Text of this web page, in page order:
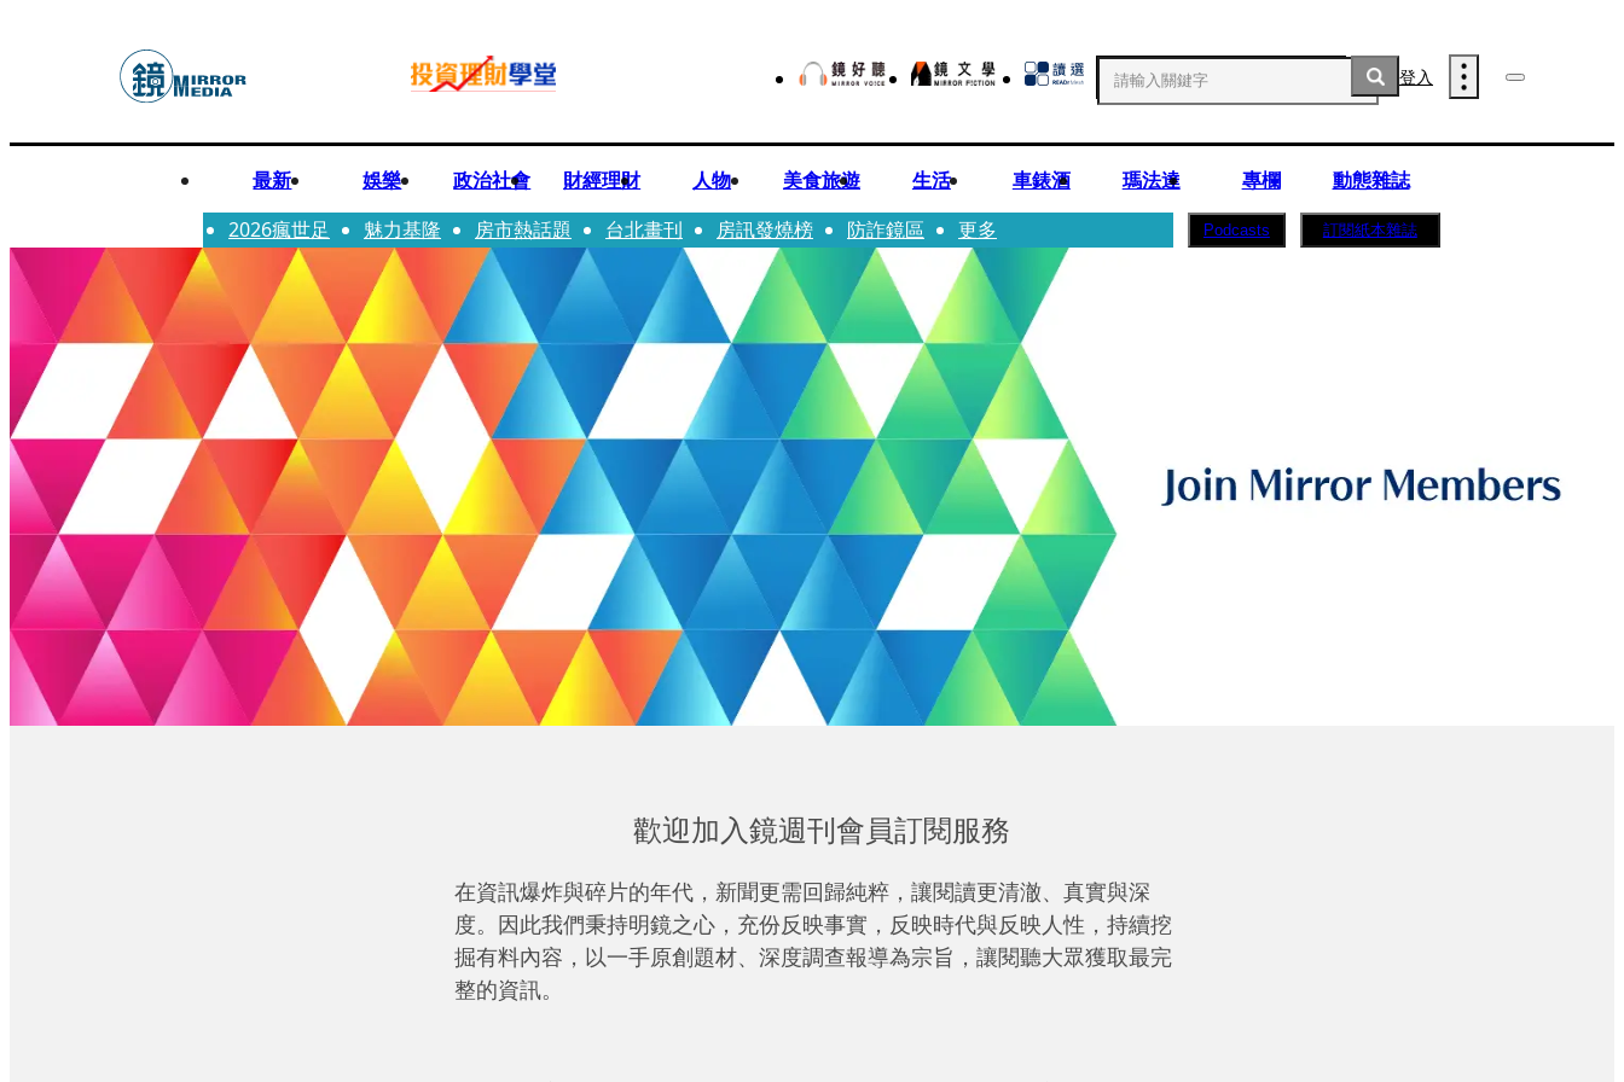
登入
最新 娛樂 政治社會 財經理財 人物 美食旅遊 生活 車錶酒 瑪法達 專欄
動態雜誌
2026瘋世足
魅力基隆 房市熱話題 台北畫刊 房訊發燒榜 防詐鏡區 更多 Podcasts 訂閱紙本雜誌
歡迎加入鏡週刊會員訂閱服務
在資訊爆炸與碎片的年代，新聞更需回歸純粹，讓閱讀更清澈、真實與深
度。因此我們秉持明鏡之心，充份反映事實，反映時代與反映人性，持續挖
掘有料內容，以一手原創題材、深度調查報導為宗旨，讓閱聽大眾獲取最完
整的資訊。